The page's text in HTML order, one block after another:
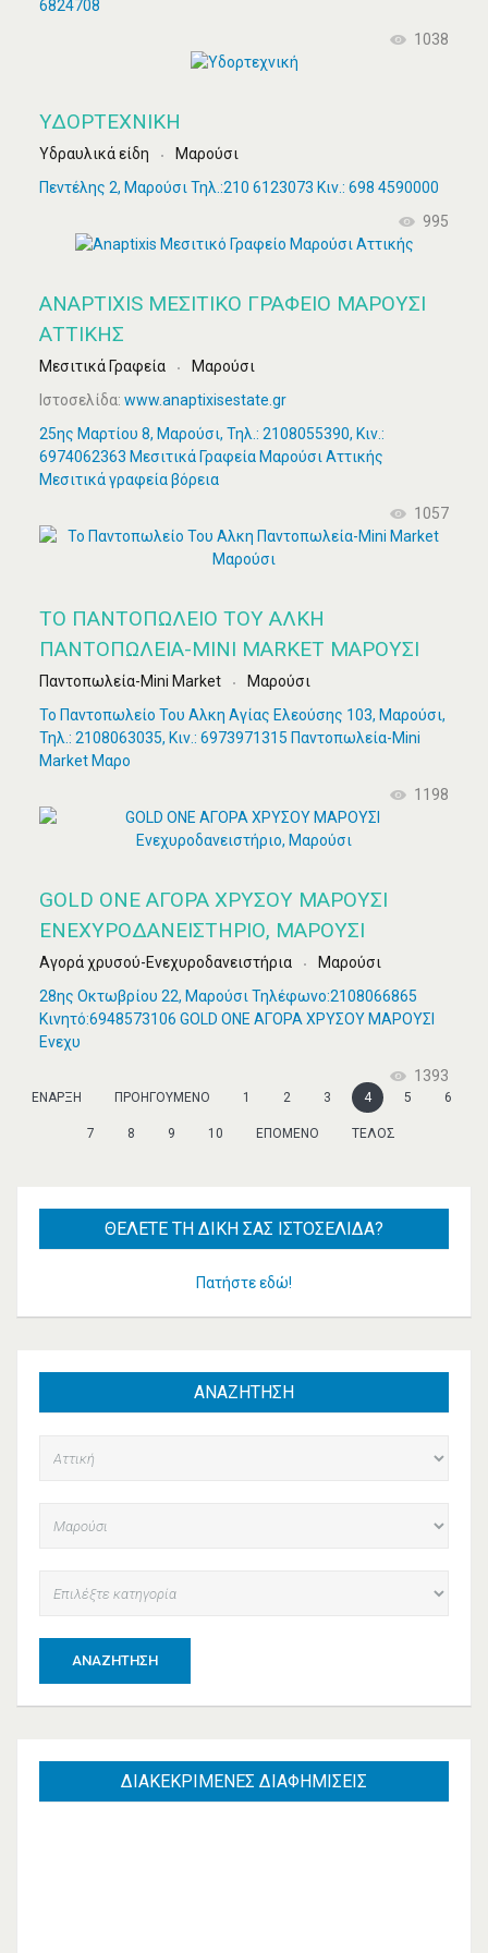
6824708
1038
ΥΔΟΡΤΕΧΝΙΚΉ
Υδραυλικά είδη
Μαρούσι
Πεντέλης 2, Μαρούσι Τηλ.:210 6123073 Κιν.: 698 4590000
995
ANAPTIXIS ΜΕΣΙΤΙΚΌ ΓΡΑΦΕΊΟ ΜΑΡΟΎΣΙ
ΑΤΤΙΚΉΣ
Μεσιτικά Γραφεία
Μαρούσι
Ιστοσελίδα: www.anaptixisestate.gr
25ης Μαρτίου 8, Μαρούσι, Τηλ.: 2108055390, Κιν.:
6974062363 Μεσιτικά Γραφεία Μαρούσι Αττικής
Μεσιτικά γραφεία βόρεια
1057
ΤΟ ΠΑΝΤΟΠΩΛΕΊΟ ΤΟΥ ΑΛΚΗ
ΠΑΝΤΟΠΩΛΕΊΑ-MINI MARKET ΜΑΡΟΎΣΙ
Παντοπωλεία-Mini Market
Μαρούσι
Το Παντοπωλείο Του Αλκη Αγίας Ελεούσης 103, Μαρούσι,
Τηλ.: 2108063035, Κιν.: 6973971315 Παντοπωλεία-Mini
Market Μαρο
1198
GOLD ONE ΑΓΟΡΑ ΧΡΥΣΟΥ ΜΑΡΟΥΣΙ
ΕΝΕΧΥΡΟΔΑΝΕΙΣΤΉΡΙΟ, ΜΑΡΟΎΣΙ
Αγορά χρυσού-Ενεχυροδανειστήρια
Μαρούσι
28ης Οκτωβρίου 22, Μαρούσι Τηλέφωνο:2108066865
Κινητό:6948573106 GOLD ONE ΑΓΟΡΑ ΧΡΥΣΟΥ ΜΑΡΟΥΣΙ
Ενεχυ
1393
ΈΝΑΡΞΗ ΠΡΟΗΓΟΎΜΕΝΟ 1 2 3 4 5 6
7 8 9 10 ΕΠΌΜΕΝΟ ΤΈΛΟΣ
ΘΈΛΕΤΕ ΤΗ ΔΙΚΉ ΣΑΣ ΙΣΤΟΣΕΛΊΔΑ?
Πατήστε εδώ!
ΑΝΑΖΗΤΗΣΗ
ΑΝΑΖΉΤΗΣΗ
ΔΙΑΚΕΚΡΙΜΕΝΕΣ ΔΙΑΦΗΜΙΣΕΙΣ